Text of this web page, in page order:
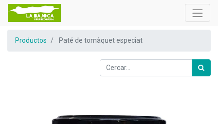
Productos Paté de tomàquet especiat